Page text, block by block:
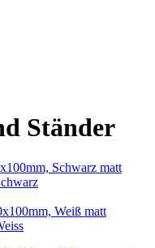
Ständer